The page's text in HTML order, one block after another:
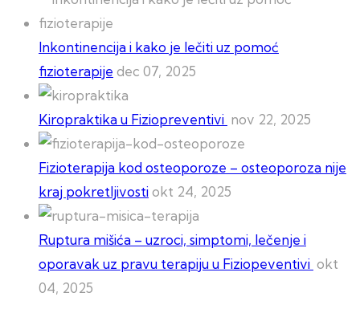
Inkontinencija i kako je lečiti uz pomoć
fizioterapije dec 07, 2025
Kiropraktika u Fiziopreventivi nov 22, 2025
Fizioterapija kod osteoporoze – osteoporoza nije
kraj pokretljivostiokt 24, 2025
Ruptura mišića – uzroci, simptomi, lečenje i
oporavak uz pravu terapiju u Fiziopeventivi okt
04, 2025